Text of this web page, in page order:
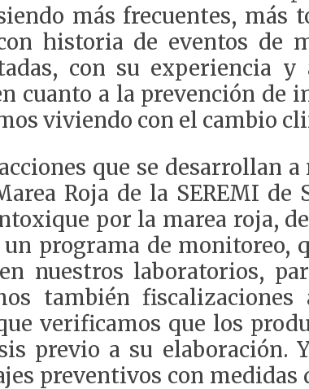
más frecuentes,
historia de eventos de
con su experiencia y
cuanto a la prevención de
viviendo con el cambio
que se desarrollan
Roja de la SEREMI
por la marea roja,
programa de monitoreo,
nuestros laboratorios,
también
verificamos que los
previo a su elaboración.
preventivos con